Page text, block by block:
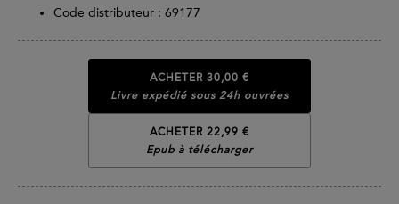
Code distributeur : 69177
ACHETER 30,00 €
Livre expédié sous 24h ouvrées
ACHETER 22,99 €
Epub à télécharger